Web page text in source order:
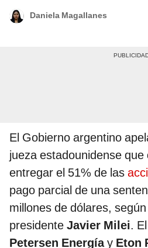
Daniela Magallanes
El Gobierno argentino
jueza estadounidense
entregar el 51% de las
pago parcial de una
millones de dólares,
presidente Javier Milei.
Petersen Energíay Eton